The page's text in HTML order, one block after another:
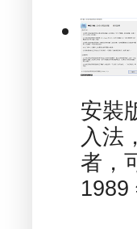
安裝
入法
者，
1989